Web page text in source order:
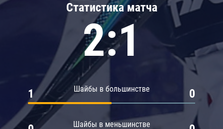
Статистика матча
2:1
Шайбы в большинстве
1 0
Шайбы в меньшинстве